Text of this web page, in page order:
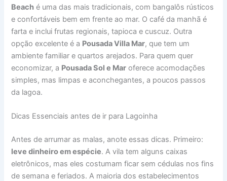
Beach é uma das mais tradicionais, com bangalôs rústicos
e confortáveis bem em frente ao mar. O café da manhã é
farta e inclui frutas regionais, tapioca e cuscuz. Outra
opção excelente é a Pousada Villa Mar, que tem um
ambiente familiar e quartos arejados. Para quem quer
economizar, a Pousada Sol e Mar oferece acomodações
simples, mas limpas e aconchegantes, a poucos passos
da lagoa.
Dicas Essenciais antes de ir para Lagoinha
Antes de arrumar as malas, anote essas dicas. Primeiro:
leve dinheiro em espécie. A vila tem alguns caixas
eletrônicos, mas eles costumam ficar sem cédulas nos fins
de semana e feriados. A maioria dos estabelecimentos